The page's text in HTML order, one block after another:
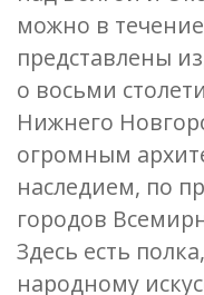
можно в
представлены
о восьми
Нижнего
огромным
наследием, по
городов
Здесь есть
народному